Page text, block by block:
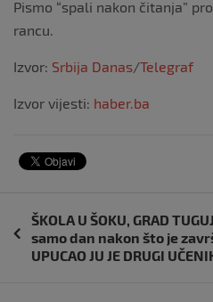
Pismo “spali nakon čitanja”
rancu.
Izvor: Srbija Danas/Telegraf
Izvor vijesti: haber.ba
Navigacija
objava
ŠKOLA U ŠOKU, GRAD
samo dan nakon što je
UPUCAO JU JE DRUGI